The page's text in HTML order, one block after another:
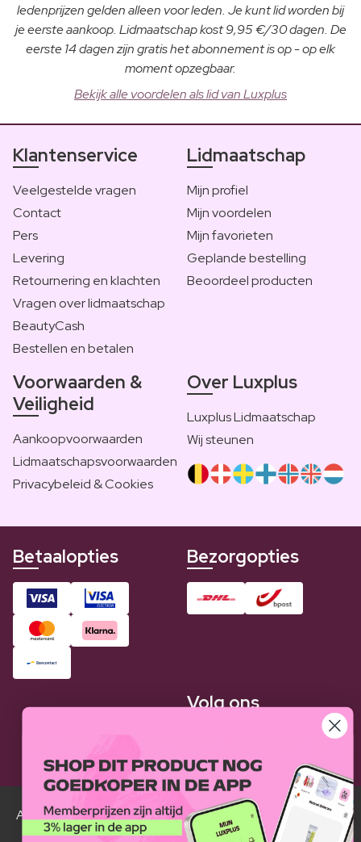
ledenprijzen gelden alleen voor leden. Je kunt lid worden bij
je eerste aankoop. Lidmaatschap kost 9,95 €/30 dagen. De
eerste 14 dagen zijn gratis het abonnement is op - op elk
moment opzegbaar.
Bekijk alle voordelen als lid van Luxplus
Klantenservice
Veelgestelde vragen
Contact
Pers
Levering
Retournering en klachten
Vragen over lidmaatschap
BeautyCash
Bestellen en betalen
Lidmaatschap
Mijn profiel
Mijn voordelen
Mijn favorieten
Geplande bestelling
Beoordeel producten
Voorwaarden &
Veiligheid
Aankoopvoorwaarden
Lidmaatschapsvoorwaarden
Privacybeleid & Cookies
Over Luxplus
Luxplus Lidmaatschap
Wij steunen
Betaalopties Bezorgopties
Volg ons
Alle Luxplus ledenprijzen zijn weergegeven in vergelijking
met de normale prijzen.